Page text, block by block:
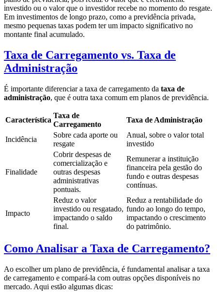
investido ou o valor que o investidor recebe no momento do resgate.
Em investimentos de longo prazo, como a previdência privada,
mesmo pequenas taxas podem ter um impacto significativo no
montante final acumulado.
Taxa de Carregamento vs. Taxa de
Administração
É importante diferenciar a taxa de carregamento da taxa de
administração, que é outra taxa comum em planos de previdência.
Característica
Taxa de
Carregamento
Taxa de Administração
Incidência
Sobre cada aporte ou
resgate
Anual, sobre o valor total
investido
Finalidade
Cobrir despesas de
comercialização e
outras despesas
administrativas
pontuais.
Remunerar a instituição
financeira pela gestão do
fundo e outras despesas
contínuas.
Impacto
Reduz o valor
investido ou resgatado,
impactando o saldo
final.
Reduz a rentabilidade do
fundo ao longo do tempo,
impactando o crescimento
do patrimônio.
Como Analisar a Taxa de Carregamento?
Ao escolher um plano de previdência, é fundamental analisar a taxa
de carregamento e compará-la com outras opções disponíveis no
mercado. Aqui estão algumas dicas: